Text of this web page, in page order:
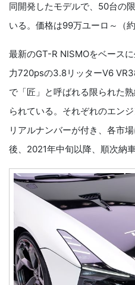
同開発したモデルで、50台の
いる。価格は99万ユーロ～（
最新のGT-R NISMOをベース
力720psの3.8リッターV6
で「匠」と呼ばれる限られた
られている。それぞれのエン
リアルナンバーが付き、各市
後、2021年中旬以降、順次納